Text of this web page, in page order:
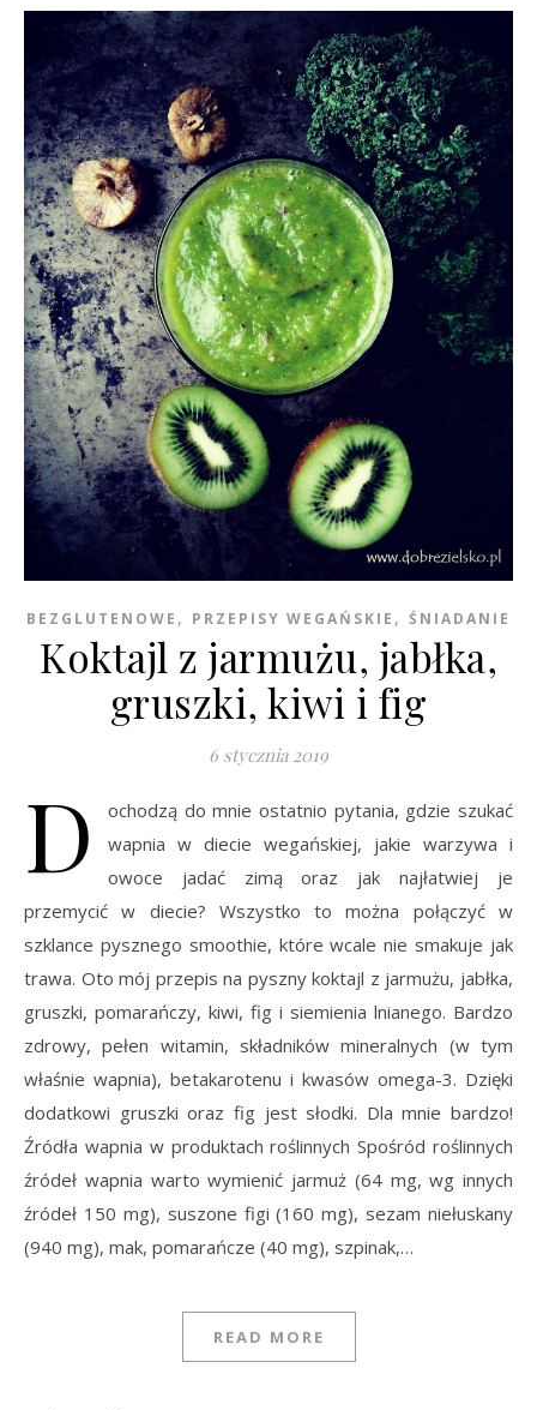
BEZGLUTENOWE , PRZEPISY WEGAŃSKIE , ŚNIADANIE
Koktajl z jarmużu, jabłka,
gruszki, kiwi i fig
6 stycznia 2019
D
ochodzą do mnie ostatnio pytania, gdzie szukać
wapnia w diecie wegańskiej, jakie warzywa i
owoce jadać zimą oraz jak najłatwiej je
przemycić w diecie? Wszystko to można połączyć w
szklance pysznego smoothie, które wcale nie smakuje jak
trawa. Oto mój przepis na pyszny koktajl z jarmużu, jabłka,
gruszki, pomarańczy, kiwi, fig i siemienia lnianego. Bardzo
zdrowy, pełen witamin, składników mineralnych (w tym
właśnie wapnia), betakarotenu i kwasów omega-3. Dzięki
dodatkowi gruszki oraz fig jest słodki. Dla mnie bardzo!
Źródła wapnia w produktach roślinnych Spośród roślinnych
źródeł wapnia warto wymienić jarmuż (64 mg, wg innych
źródeł 150 mg), suszone figi (160 mg), sezam niełuskany
(940 mg), mak, pomarańcze (40 mg), szpinak,…
READ MORE